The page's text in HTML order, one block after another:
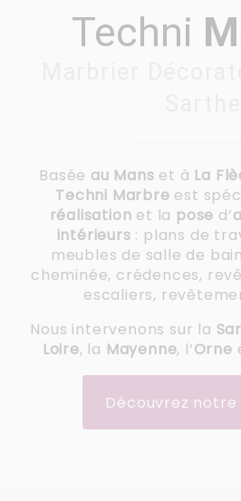
Techni
Basée au Mans et à La
Techni Marbre est
réalisation et la pose d’
intérieurs : plans de
meubles de salle de
cheminée, crédences,
escaliers,
Nous intervenons sur la
Loire, la Mayenne, l’Orne
Découvrez